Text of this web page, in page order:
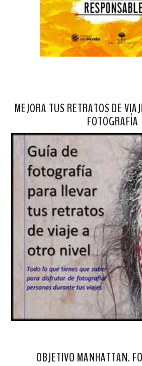
MEJORA TUS RETRATOS DE
FOTOGRAFÍA
OBJETIVO MANHATTAN.